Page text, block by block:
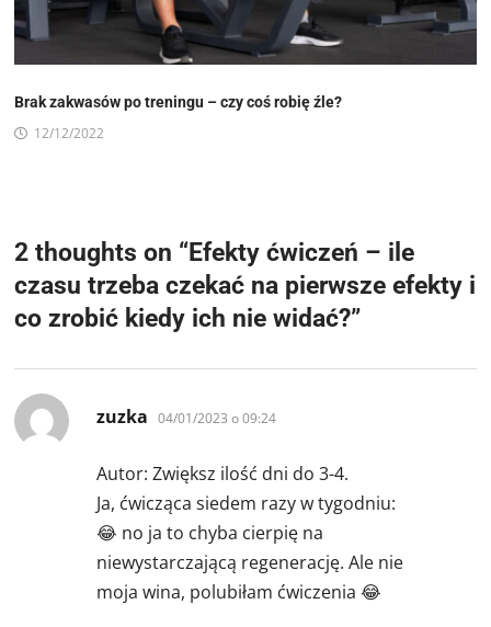
Brak zakwasów po treningu – czy coś robię źle?
12/12/2022
2 thoughts on “Efekty ćwiczeń – ile
czasu trzeba czekać na pierwsze efekty i
co zrobić kiedy ich nie widać?”
zuzka pisze:
04/01/2023 o 09:24
Autor: Zwiększ ilość dni do 3-4.
Ja, ćwicząca siedem razy w tygodniu:
😂 no ja to chyba cierpię na
niewystarczającą regenerację. Ale nie
moja wina, polubiłam ćwiczenia 😂